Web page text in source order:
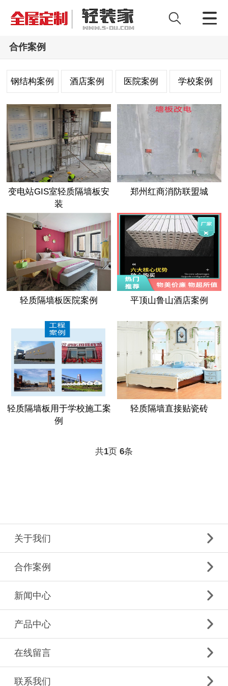
合作案例
钢结构案例 酒店案例 医院案例 学校案例
变电站GIS室轻质隔墙板安
装
郑州红商消防联盟城
轻质隔墙板医院案例 平顶山鲁山酒店案例
轻质隔墙板用于学校施工案
例
轻质隔墙直接贴瓷砖
共1页 6条
关于我们
合作案例
新闻中心
产品中心
在线留言
联系我们